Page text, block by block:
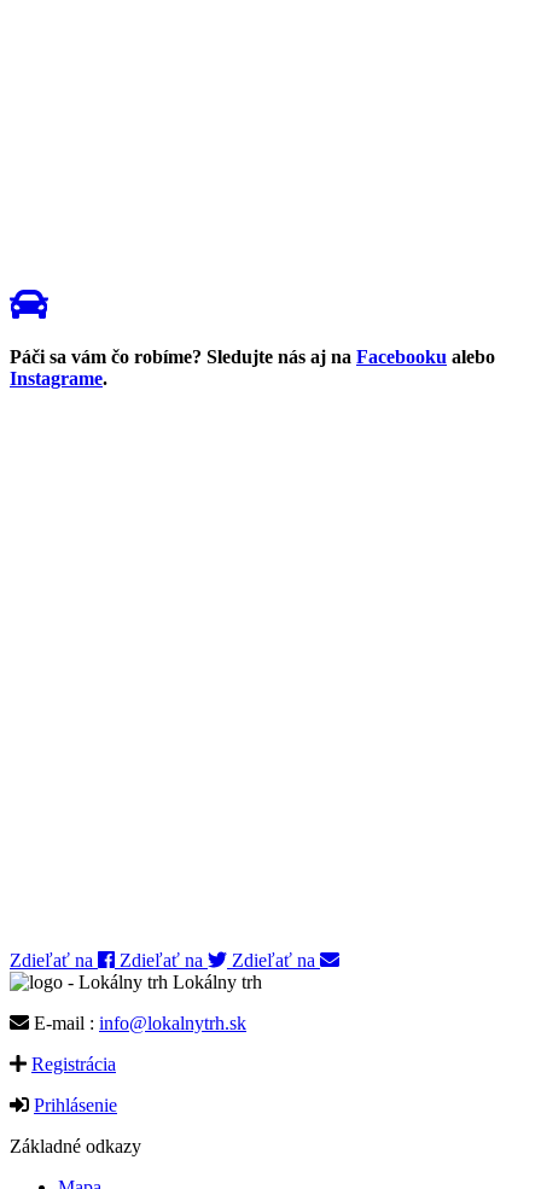
Páči sa vám čo robíme? Sledujte nás aj na Facebooku alebo
Instagrame.
Zdieľať na Zdieľať na
Zdieľať na
Lokálny trh
E-mail : info@lokalnytrh.sk
Registrácia
Prihlásenie
Základné odkazy